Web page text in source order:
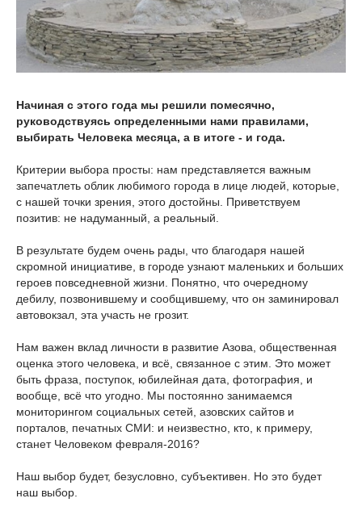
Начиная с этого года мы решили помесячно,
руководствуясь определенными нами правилами,
выбирать Человека месяца, а в итоге - и года.
Критерии выбора просты: нам представляется важным
запечатлеть облик любимого города в лице людей, которые,
с нашей точки зрения, этого достойны. Приветствуем
позитив: не надуманный, а реальный.
В результате будем очень рады, что благодаря нашей
скромной инициативе, в городе узнают маленьких и больших
героев повседневной жизни. Понятно, что очередному
дебилу, позвонившему и сообщившему, что он заминировал
автовокзал, эта участь не грозит.
Нам важен вклад личности в развитие Азова, общественная
оценка этого человека, и всё, связанное с этим. Это может
быть фраза, поступок, юбилейная дата, фотография, и
вообще, всё что угодно. Мы постоянно занимаемся
мониторингом социальных сетей, азовских сайтов и
порталов, печатных СМИ: и неизвестно, кто, к примеру,
станет Человеком февраля-2016?
Наш выбор будет, безусловно, субъективен. Но это будет
наш выбор.